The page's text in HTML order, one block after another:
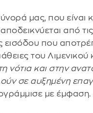
μας, που είναι
από
που
του Λιμενικού
νότια και στην
σε αυξημένη
με έμφαση.